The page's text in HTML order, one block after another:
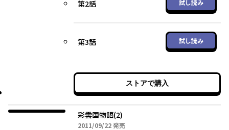
第2話 試し読み
第3話 試し読み
ストアで購入
彩雲国物語(2)
2011/09/222011年09月22日
発売